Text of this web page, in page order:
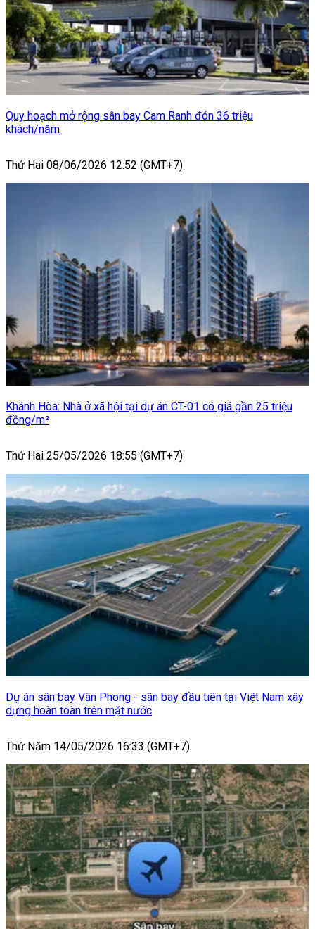
Quy hoạch mở rộng sân bay Cam Ranh đón 36 triệu
khách/năm
Thứ Hai 08/06/2026 12:52 (GMT+7)
Khánh Hòa: Nhà ở xã hội tại dự án CT-01 có giá gần 25 triệu
đồng/m²
Thứ Hai 25/05/2026 18:55 (GMT+7)
Dự án sân bay Vân Phong - sân bay đầu tiên tại Việt Nam xây
dựng hoàn toàn trên mặt nước
Thứ Năm 14/05/2026 16:33 (GMT+7)